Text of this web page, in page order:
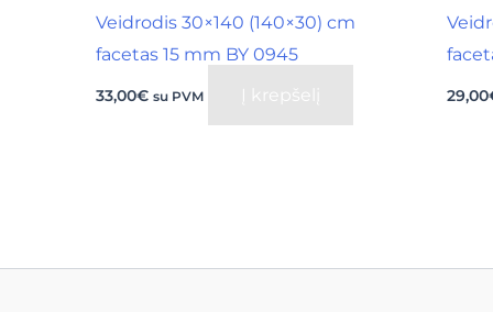
Veidrodis 30×140 (140×30) cm
facetas 15 mm BY 0945
33,00€ su PVM Į krepšelį 29,00